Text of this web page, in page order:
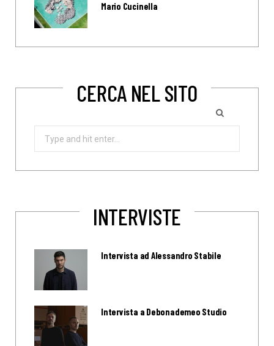
Mario Cucinella
CERCA NEL SITO
INTERVISTE
Intervista ad Alessandro Stabile
Intervista a Debonademeo Studio